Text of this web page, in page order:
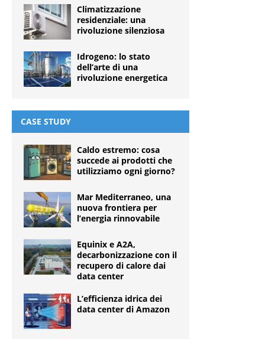
Climatizzazione
residenziale: una
rivoluzione silenziosa
Idrogeno: lo stato
dell’arte di una
rivoluzione energetica
CASE STUDY
Caldo estremo: cosa
succede ai prodotti che
utilizziamo ogni giorno?
Mar Mediterraneo, una
nuova frontiera per
l’energia rinnovabile
Equinix e A2A,
decarbonizzazione con il
recupero di calore dai
data center
L’efficienza idrica dei
data center di Amazon